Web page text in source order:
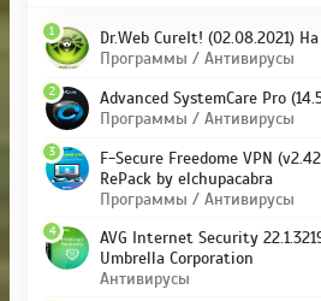
Dr.Web CureIt! (02.08.2021)
Программы / Антивирусы
1
Advanced SystemCare Pro
Программы / Антивирусы
2
F-Secure Freedome VPN
RePack by elchupacabra
Программы / Антивирусы
3
AVG Internet Security
Umbrella Corporation
Антивирусы
4